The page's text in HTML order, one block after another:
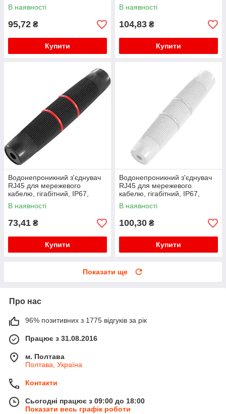
В наявності
95,72 ₴
Купити
В наявності
104,83 ₴
Купити
Водонепроникний з'єднувач
RJ45 для мережевого
кабелю, гігабітний, IP67,
чорний, WDT-IP67ZT/B
В наявності
73,41 ₴
Купити
Водонепроникний з'єднувач
RJ45 для мережевого
кабелю, гігабітний, IP67,
білий, WDT-IP67ZT/W
В наявності
100,30 ₴
Купити
Показати ще
Про нас
96% позитивних з 1775 відгуків за рік
Працює з 31.08.2016
м. Полтава
Полтава, Україна
Контакти
Сьогодні працює з 09:00 до 18:00
Показати весь графік роботи